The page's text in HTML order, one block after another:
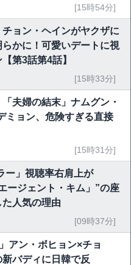
[15時54分]
チョン・ヘインがヤクザに
かに！可愛いデートに視
第3話第4話】
[15時33分]
「夫婦の結末」ナムグン・
ミョン、危険すぎる直接
[15時31分]
ー」視聴率右肩上が
ージェント・キム」”の座
人気の理由
[09時37分]
アン・ボヒョン×チョ
バディに日韓で反